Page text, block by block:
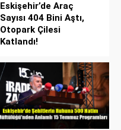
Eskişehir’de Araç
Sayısı 404 Bini Aştı,
Otopark Çilesi
Katlandı!